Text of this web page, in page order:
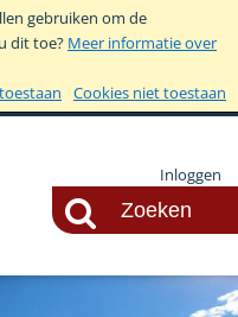
gebruiken om de
dit toe? Meer informatie over
Cookies niet toestaan
Inloggen